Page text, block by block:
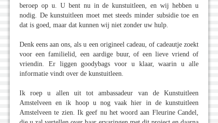
beroep op u. U bent nu in de kunstuitleen, en wij hebben u
nodig. De kunstuitleen moet met steeds minder subsidie toe en
dat is goed, maar dat kunnen wij niet zonder uw hulp.
Denk eens aan ons, als u een origineel cadeau, of cadeautje zoekt
voor een familielid, een aardige buur, of een lieve vriend of
vriendin. Er liggen goodybags voor u klaar, waarin u alle
informatie vindt over de kunstuitleen.
Ik roep u allen uit tot ambassadeur van de Kunstuitleen
Amstelveen en ik hoop u nog vaak hier in de kunstuitleen
Amstelveen te zien. Ik geef nu het woord aan Fleurine Candel,